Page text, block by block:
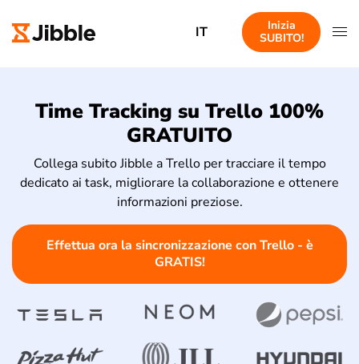
IT
Inizia
SUBITO!
Time Tracking su Trello 100%
GRATUITO
Collega subito Jibble a Trello per tracciare il tempo
dedicato ai task, migliorare la collaborazione e ottenere
informazioni preziose.
Effettua ora la sincronizzazione con Trello - è
GRATIS!